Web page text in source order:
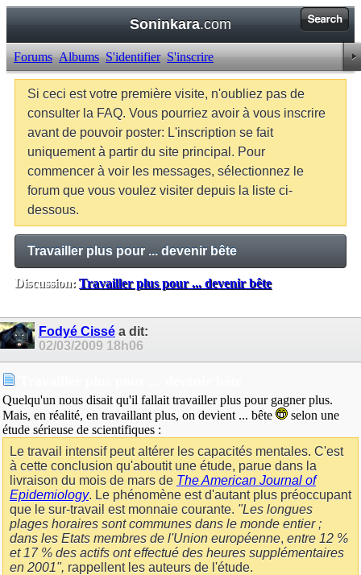
Soninkara.com
Forums Albums S'identifier S'inscrire
Si ceci est votre première visite, n'oubliez pas de
consulter la FAQ. Vous pourriez avoir à vous inscrire
avant de pouvoir poster: L'inscription se fait
uniquement à partir du site principal. Pour
commencer à voir les messages, sélectionnez le
forum que vous voulez visiter depuis la liste ci-
dessous.
Travailler plus pour ... devenir bête
Discussion: Travailler plus pour ... devenir bête
Fodyé Cissé a dit:
02/03/2009 18h06
Quelqu'un nous disait qu'il fallait travailler plus pour gagner plus.
Mais, en réalité, en travaillant plus, on devient ... bête
selon une
étude sérieuse de scientifiques :
Le travail intensif peut altérer les capacités mentales. C'est
à cette conclusion qu'aboutit une étude, parue dans la
livraison du mois de mars de The American Journal of
Epidemiology. Le phénomène est d'autant plus préoccupant
que le sur-travail est monnaie courante. "Les longues
plages horaires sont communes dans le monde entier ;
dans les Etats membres de l'Union européenne, entre 12 %
et 17 % des actifs ont effectué des heures supplémentaires
en 2001", rappellent les auteurs de l'étude.